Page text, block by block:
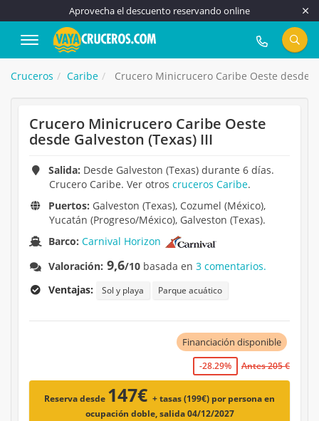
Aprovecha el descuento reservando online
917 815 555
Cruceros Caribe Crucero Minicrucero Caribe Oeste desde
Crucero Minicrucero Caribe Oeste
desde Galveston (Texas) III
Salida: Desde Galveston (Texas) durante 6 días.
Crucero Caribe. Ver otros cruceros Caribe.
Puertos: Galveston (Texas), Cozumel (México),
Yucatán (Progreso/México), Galveston (Texas).
Barco:Carnival Horizon
Valoración: 9,6/10 basada en3 comentarios.
Ventajas:
Sol y playa Parque acuático
Financiación disponible
-28.29% Antes 205 €
Reserva desde 147€ + tasas (199€) por persona en
ocupación doble, salida 04/12/2027